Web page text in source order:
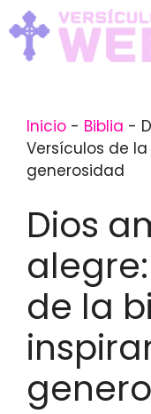
Skip
to
content
Inicio - Biblia -
Versículos de
generosidad
Dios
de la